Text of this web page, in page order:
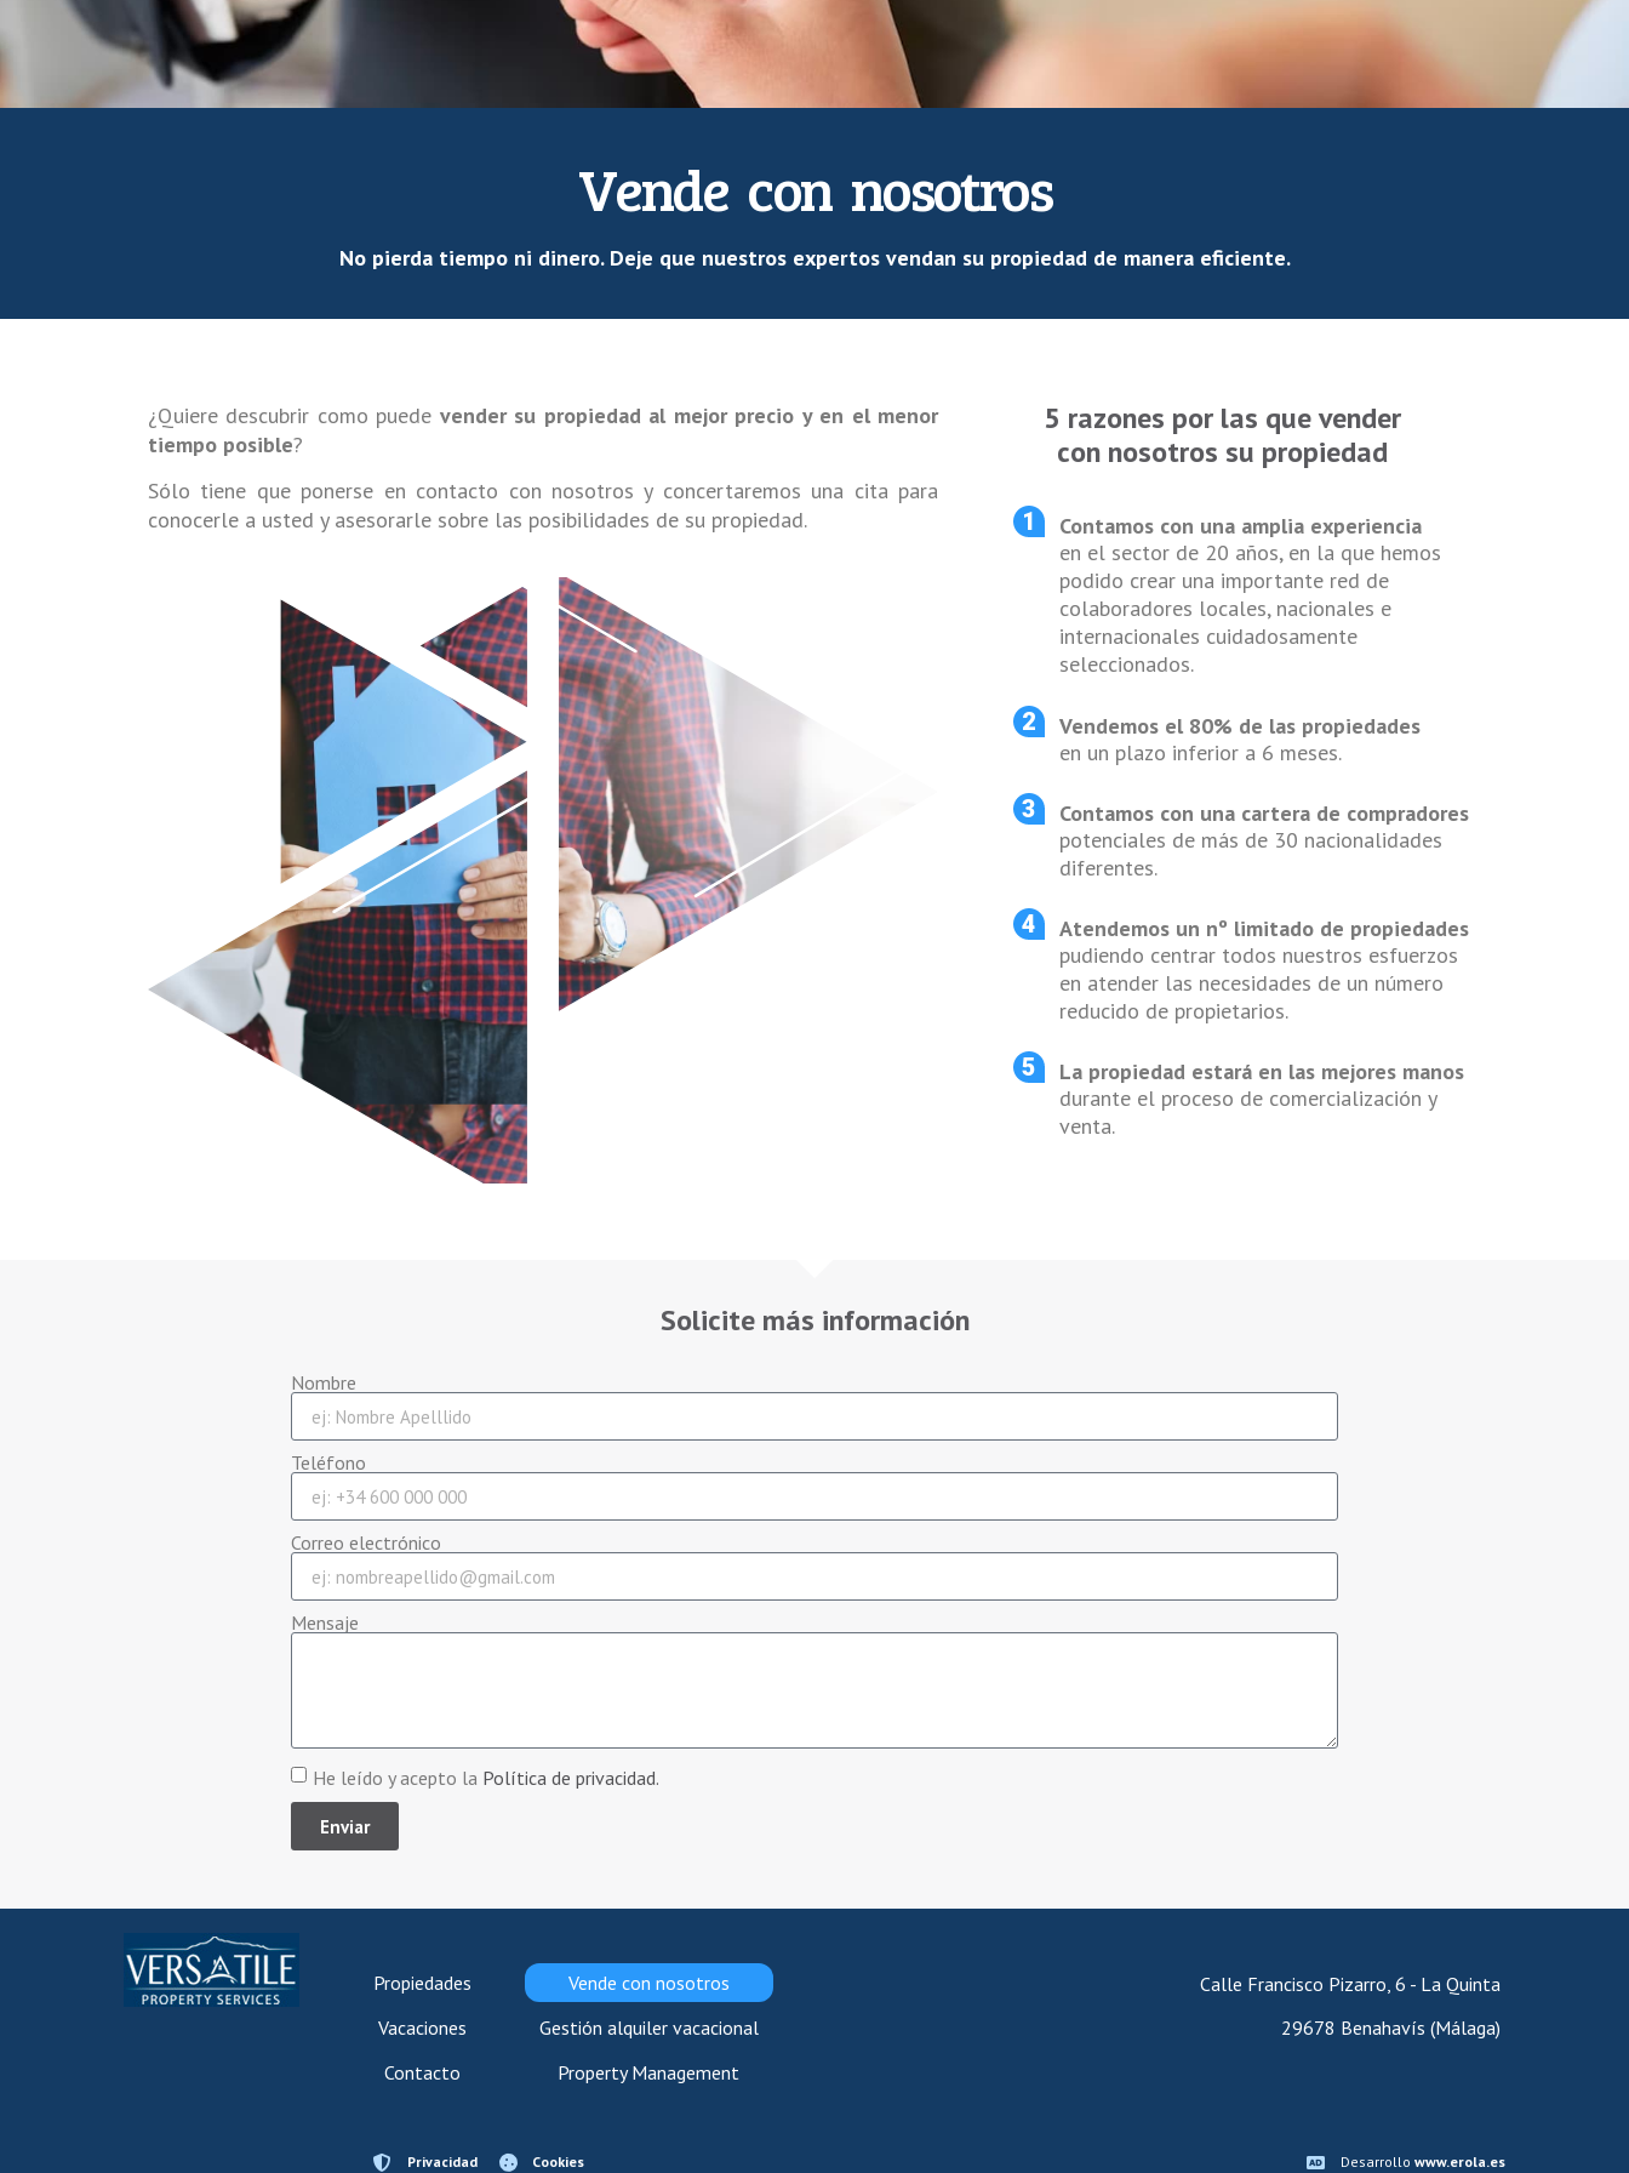
Vende con nosotros
No pierda tiempo ni dinero. Deje que nuestros expertos vendan su propiedad de manera eficiente.
¿Quiere descubrir como puede vender su propiedad al mejor precio y en el menor
tiempo posible?
Sólo tiene que ponerse en contacto con nosotros y concertaremos una cita para
conocerle a usted y asesorarle sobre las posibilidades de su propiedad.
5 razones por las que vender
con nosotros su propiedad
Contamos con una amplia experiencia
en el sector de 20 años, en la que hemos
podido crear una importante red de
colaboradores locales, nacionales e
internacionales cuidadosamente
seleccionados.
Vendemos el 80% de las propiedades
en un plazo inferior a 6 meses.
Contamos con una cartera de compradores
potenciales de más de 30 nacionalidades
diferentes.
Atendemos un nº limitado de propiedades
pudiendo centrar todos nuestros esfuerzos
en atender las necesidades de un número
reducido de propietarios.
La propiedad estará en las mejores manos
durante el proceso de comercialización y
venta.
Solicite más información
Nombre
Teléfono
Correo electrónico
Mensaje
He leído y acepto la Política de privacidad.
Enviar
Propiedades
Vacaciones
Contacto
Vende con nosotros
Gestión alquiler vacacional
Property Management
Calle Francisco Pizarro, 6 - La Quinta
29678 Benahavís (Málaga)
Privacidad Cookies Desarrollo www.erola.es